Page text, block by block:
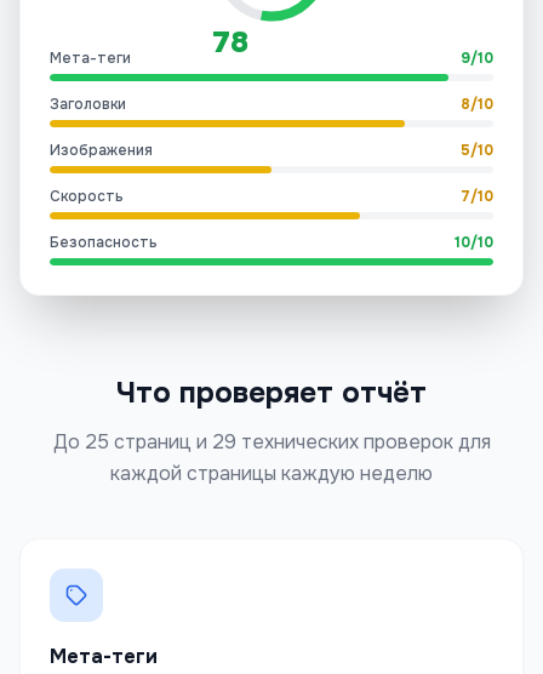
78
Мета-теги 9/10
Заголовки 8/10
Изображения 5/10
Скорость 7/10
Безопасность 10/10
Что проверяет отчёт
До 25 страниц и 29 технических проверок для
каждой страницы каждую неделю
Мета-теги